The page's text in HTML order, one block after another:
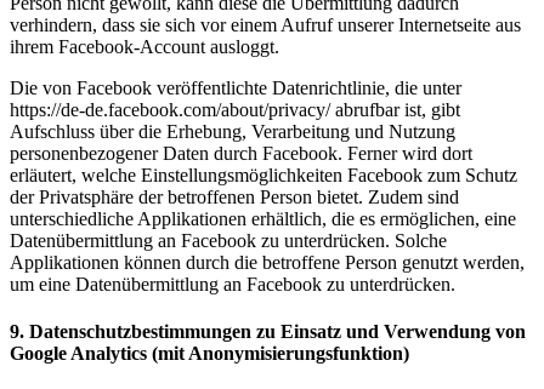
verhindern, dass sie sich vor einem Aufruf unserer Internetseite aus
ihrem Facebook-Account ausloggt.
Die von Facebook veröffentlichte Datenrichtlinie, die unter
https://de-de.facebook.com/about/privacy/ abrufbar ist, gibt
Aufschluss über die Erhebung, Verarbeitung und Nutzung
personenbezogener Daten durch Facebook. Ferner wird dort
erläutert, welche Einstellungsmöglichkeiten Facebook zum Schutz
der Privatsphäre der betroffenen Person bietet. Zudem sind
unterschiedliche Applikationen erhältlich, die es ermöglichen, eine
Datenübermittlung an Facebook zu unterdrücken. Solche
Applikationen können durch die betroffene Person genutzt werden,
um eine Datenübermittlung an Facebook zu unterdrücken.
9. Datenschutzbestimmungen zu Einsatz und Verwendung von
Google Analytics (mit Anonymisierungsfunktion)